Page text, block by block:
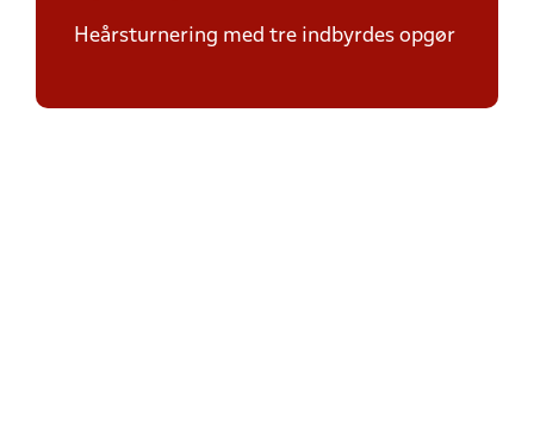
Heårsturnering med tre indbyrdes opgør